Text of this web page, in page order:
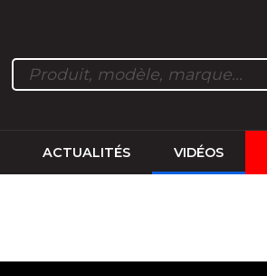
ACTUALITÉS VIDÉOS